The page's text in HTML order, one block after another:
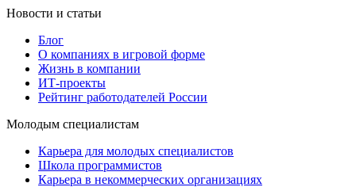
Новости и статьи
Блог
О компаниях в игровой форме
Жизнь в компании
ИТ-проекты
Рейтинг работодателей России
Молодым специалистам
Карьера для молодых специалистов
Школа программистов
Карьера в некоммерческих организациях